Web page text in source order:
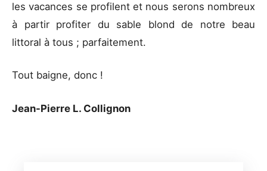
les vacances se profilent et nous serons nombreux
à partir profiter du sable blond de notre beau
littoral à tous ; parfaitement.
Tout baigne, donc !
Jean-Pierre L. Collignon